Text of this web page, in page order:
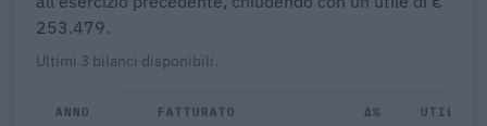
253.479.
Ultimi 3 bilanci disponibili.
ANNO FATTURATO Δ% UTILE/